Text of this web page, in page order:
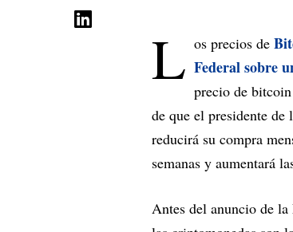
L os precios de
Federal sobre
precio de
de que el presidente
reducirá su compra
semanas y aumentará
Antes del anuncio de